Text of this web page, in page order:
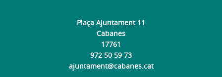
Plaça Ajuntament 11
Cabanes
17761
972 50 59 73
ajuntament@cabanes.cat